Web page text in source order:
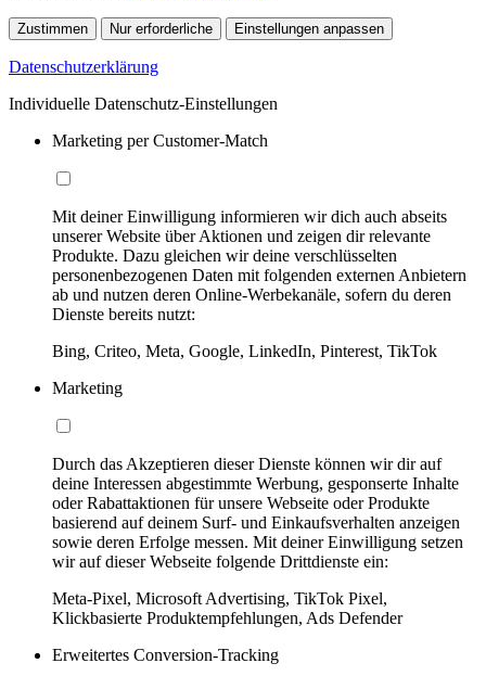
Zustimmen Nur erforderliche Einstellungen anpassen
Datenschutzerklärung
Individuelle Datenschutz-Einstellungen
Marketing per Customer-Match
Mit deiner Einwilligung informieren wir dich auch abseits
unserer Website über Aktionen und zeigen dir relevante
Produkte. Dazu gleichen wir deine verschlüsselten
personenbezogenen Daten mit folgenden externen Anbietern
ab und nutzen deren Online-Werbekanäle, sofern du deren
Dienste bereits nutzt:
Bing, Criteo, Meta, Google, LinkedIn, Pinterest, TikTok
Marketing
Durch das Akzeptieren dieser Dienste können wir dir auf
deine Interessen abgestimmte Werbung, gesponserte Inhalte
oder Rabattaktionen für unsere Webseite oder Produkte
basierend auf deinem Surf- und Einkaufsverhalten anzeigen
sowie deren Erfolge messen. Mit deiner Einwilligung setzen
wir auf dieser Webseite folgende Drittdienste ein:
Meta-Pixel, Microsoft Advertising, TikTok Pixel,
Klickbasierte Produktempfehlungen, Ads Defender
Erweitertes Conversion-Tracking